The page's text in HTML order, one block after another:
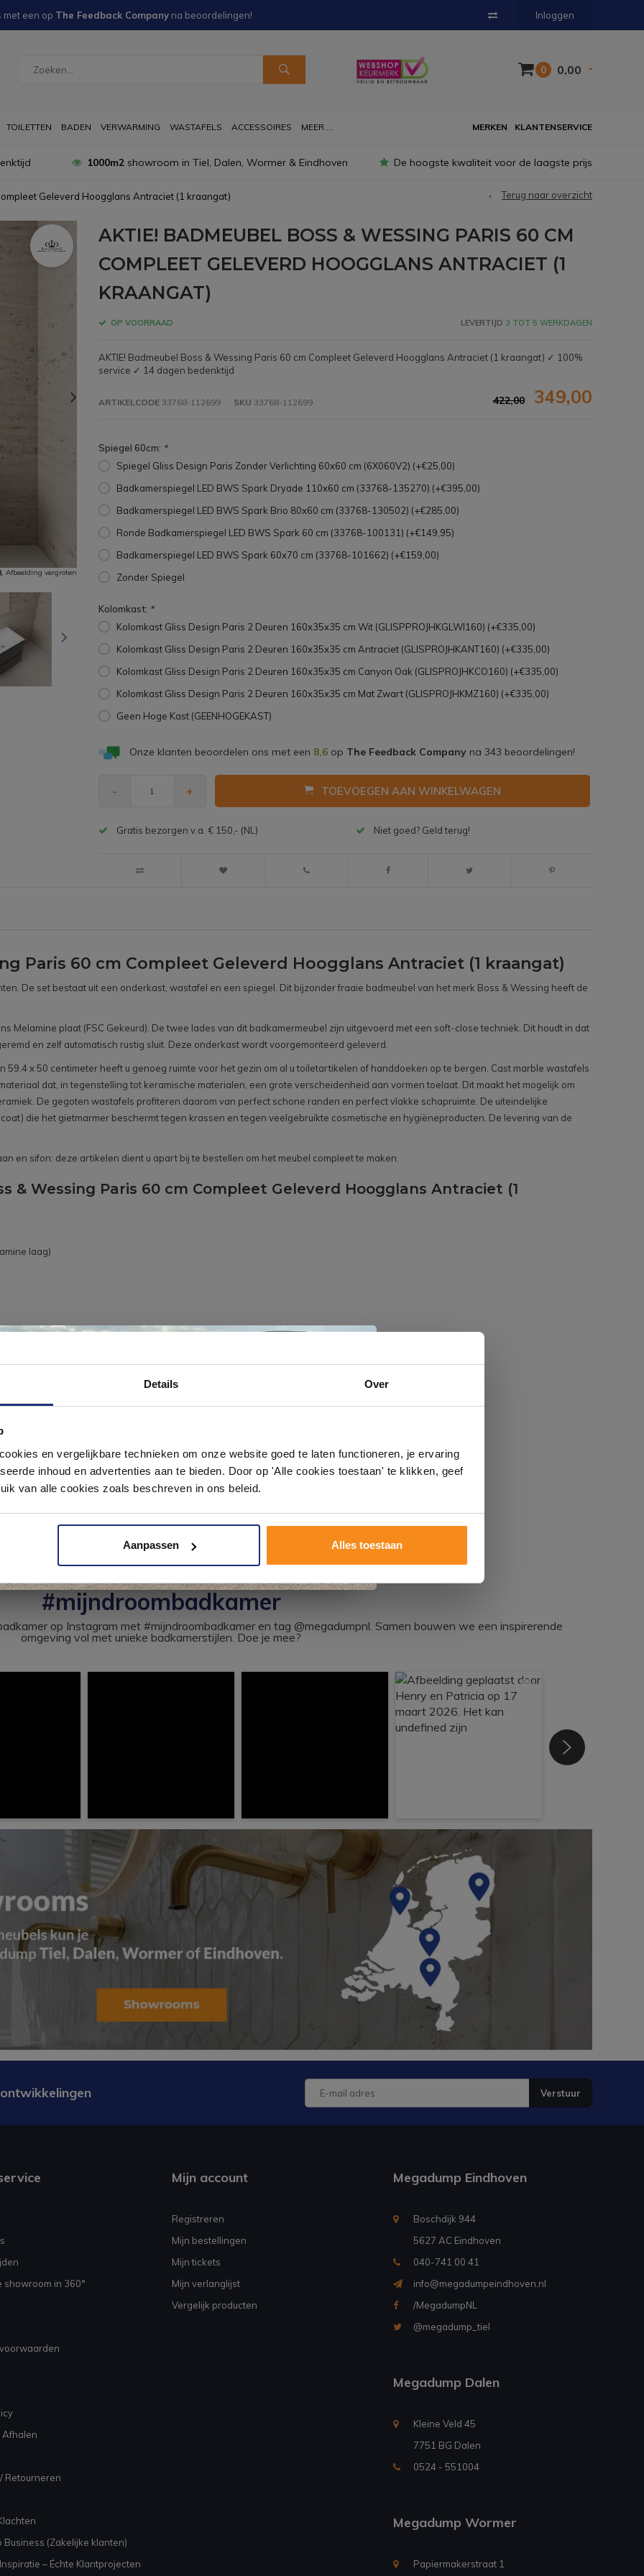
Details Over
en vergelijkbare technieken om onze website goed te laten functioneren, je ervaring
inhoud en advertenties aan te bieden. Door op 'Alle cookies toestaan' te klikken, geef
van alle cookies zoals beschreven in ons beleid.
Aanpassen Alles toestaan
met een op The Feedback Company na beoordelingen! Inloggen
0 0,00
TOILETTEN BADEN VERWARMING WASTAFELS ACCESSOIRES MEER ... KLANTENSERVICE
MERKEN
1000m2showroom in Tiel, Dalen, Wormer & Eindhoven De hoogste kwaliteit voor de laagste prijs
Geleverd Hoogglans Antraciet (1 kraangat) Terug naar overzicht
Afbeelding vergroten
AKTIE! BADMEUBEL BOSS & WESSING PARIS 60 CM
COMPLEET GELEVERD HOOGGLANS ANTRACIET (1
KRAANGAT)
OP VOORRAAD LEVERTIJD 3 TOT 5 WERKDAGEN
AKTIE! Badmeubel Boss & Wessing Paris 60 cm Compleet Geleverd Hoogglans Antraciet (1 kraangat) ✓ 100%
service ✓ 14 dagen bedenktijd
ARTIKELCODE33768-112699 SKU 33768-112699 422,00 349,00
Spiegel 60cm: *
Spiegel Gliss Design Paris Zonder Verlichting 60x60 cm (6X060V2) (+€25,00)
Badkamerspiegel LED BWS Spark Dryade 110x60 cm (33768-135270) (+€395,00)
Badkamerspiegel LED BWS Spark Brio 80x60 cm (33768-130502) (+€285,00)
Ronde Badkamerspiegel LED BWS Spark 60 cm (33768-100131) (+€149,95)
Badkamerspiegel LED BWS Spark 60x70 cm (33768-101662) (+€159,00)
Zonder Spiegel
Kolomkast: *
Kolomkast Gliss Design Paris 2 Deuren 160x35x35 cm Wit (GLISPPROJHKGLWI160) (+€335,00)
Kolomkast Gliss Design Paris 2 Deuren 160x35x35 cm Antraciet (GLISPROJHKANT160) (+€335,00)
Kolomkast Gliss Design Paris 2 Deuren 160x35x35 cm Canyon Oak (GLISPROJHKCO160) (+€335,00)
Kolomkast Gliss Design Paris 2 Deuren 160x35x35 cm Mat Zwart (GLISPROJHKMZ160) (+€335,00)
Geen Hoge Kast (GEENHOGEKAST)
Onze klanten beoordelen ons met een 8,6op The Feedback Companyna 343 beoordelingen!
- + TOEVOEGEN AAN WINKELWAGEN
Gratis bezorgen v.a. € 150,- (NL) Niet goed? Geld terug!
Paris 60 cm Compleet Geleverd Hoogglans Antraciet (1 kraangat)
De set bestaat uit een onderkast, wastafel en een spiegel. Dit bijzonder fraaie badmeubel van het merk Boss & Wessing heeft de
Melamine plaat (FSC Gekeurd). De twee lades van dit badkamermeubel zijn uitgevoerd met een soft-close techniek. Dit houdt in dat
en zelf automatisch rustig sluit. Deze onderkast wordt voorgemonteerd geleverd.
59.4 x 50 centimeter heeft u genoeg ruimte voor het gezin om al u toiletartikelen of handdoeken op te bergen. Cast marble wastafels
dat, in tegenstelling tot keramische materialen, een grote verscheidenheid aan vormen toelaat. Dit maakt het mogelijk om
De gegoten wastafels profiteren daarom van perfect schone randen en perfect vlakke schapruimte. De uiteindelijke
die het gietmarmer beschermt tegen krassen en tegen veelgebruikte cosmetische en hygiëneproducten. De levering van de
en sifon: deze artikelen dient u apart bij te bestellen om het meubel compleet te maken.
& Wessing Paris 60 cm Compleet Geleverd Hoogglans Antraciet (1
laag)
afvoer!
#mijndroombadkamer
op Instagram met #mijndroombadkamer en tag @megadumpnl. Samen bouwen we een inspirerende
omgeving vol met unieke badkamerstijlen. Doe je mee?
Verstuur
showroom in 360°
Afhalen
Retourneren
Business (Zakelijke klanten)
– Échte Klantprojecten
Mijn account
Registreren
Mijn bestellingen
Mijn tickets
Mijn verlanglijst
Vergelijk producten
Megadump Eindhoven
Boschdijk 944
5627 AC Eindhoven
040-741 00 41
info@megadumpeindhoven.nl
/MegadumpNL
@megadump_tiel
Megadump Dalen
Kleine Veld 45
7751 BG Dalen
0524 - 551004
Megadump Wormer
Papiermakerstraat 1
Ontdek 21 complete badkamers in onze
je inspireren door 21 volledig ingerichte badkameropstellingen – van
tot luxe. Onze ervaren adviseurs helpen je persoonlijk, en je vindt tegels
& sanitair direct uit voorraad. Gratis parkeren op eigen terrein.
Kom langs en ervaar zelf het verschil!